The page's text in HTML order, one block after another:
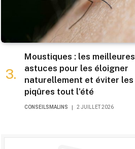
Moustiques : les meilleures
astuces pour les éloigner
naturellement et éviter les
piqûres tout l’été
CONSEILSMALINS 2 JUILLET 2026